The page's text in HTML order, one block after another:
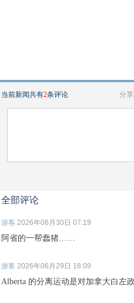
当前新闻共有2条评论 分享
全部评论
游客 2026年06月30日 07:19
阿省的一帮蠢猪……
游客 2026年06月29日 18:09
Alberta 的分离运动是对加拿大白左